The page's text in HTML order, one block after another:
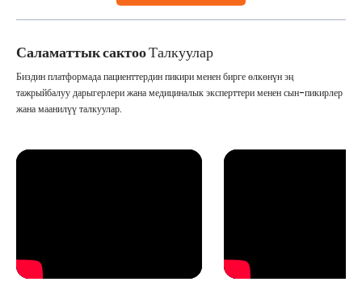
Саламаттык сактооТалкуулар
Биздин платформада пациенттердин пикири менен бирге өлкөнүн эң
тажрыйбалуу дарыгерлери жана медициналык эксперттери менен сын-пикирлер
жана маанилүү талкуулар.